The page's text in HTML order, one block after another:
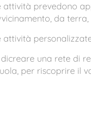
prevedono
da
una rete di
per riscoprire il